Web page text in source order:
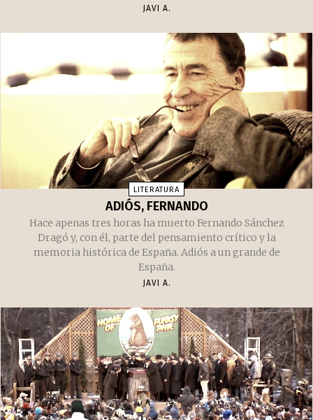
JAVI A.
LITERATURA
ADIÓS, FERNANDO
Hace apenas tres horas ha muerto Fernando Sánchez
Dragó y, con él, parte del pensamiento crítico y la
memoria histórica de España. Adiós a un grande de
España.
JAVI A.